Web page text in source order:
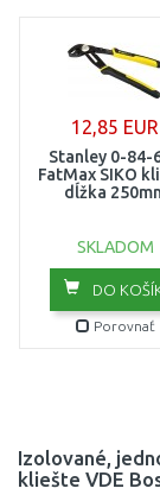
12,85 EUR
Stanley 0-84-
FatMax SIKO
dĺžka
SKLADOM
DO
Porovnať
Izolované,
kliešte VDE